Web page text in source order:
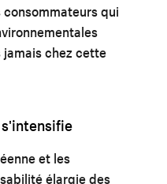
consommateurs qui
chez cette
et les
élargie des